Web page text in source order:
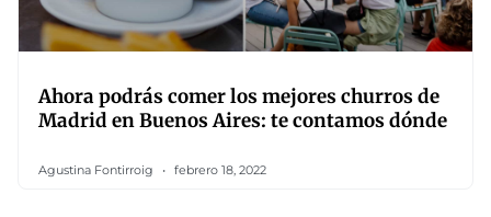
Ahora podrás comer los mejores churros de
Madrid en Buenos Aires: te contamos dónde
Agustina Fontirroig febrero 18, 2022